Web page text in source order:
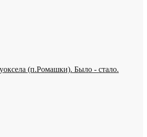
(п.Ромашки). Было - стало.